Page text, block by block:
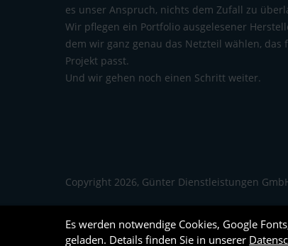
es unser Anspruch, nichts dem Zufall zu
Wir pflegen ein Portfolio ausgelesener
dem wir ganz genau das Netzteil wählen, das
Projekt passt.
Und wir gehen noch einen Schritt weiter.
Copyright 2026, Günter Dienstleistungen
Es werden notwendige Cookies, Google
geladen. Details finden Sie in unserer